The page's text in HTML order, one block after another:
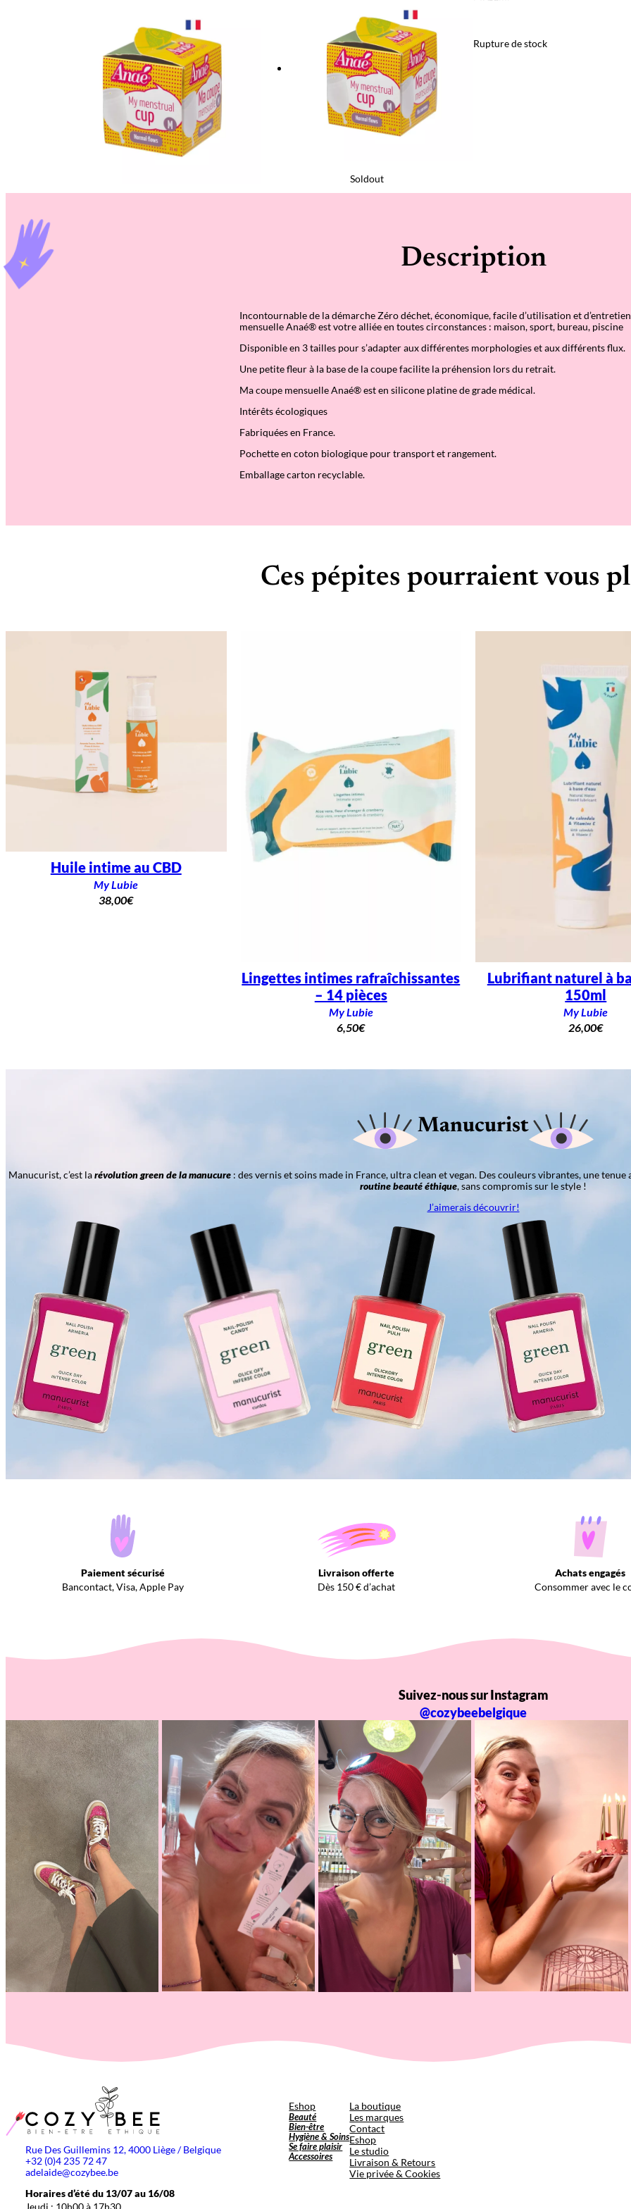
Soldout
Rupture de stock
Description
Incontournable de la démarche Zéro déchet, économique, facile d’utilisation et
mensuelle Anaé® est votre alliée en toutes circonstances : maison, sport, bureau, piscine
Disponible en 3 tailles pour s’adapter aux différentes morphologies et aux différents flux.
Une petite fleur à la base de la coupe facilite la préhension lors du retrait.
Ma coupe mensuelle Anaé® est en silicone platine de grade médical.
Intérêts écologiques
Fabriquées en France.
Pochette en coton biologique pour transport et rangement.
Emballage carton recyclable.
Ces pépites pourraient vous
Huile intime au CBD
My Lubie
38,00€
Lingettes intimes rafraîchissantes
– 14 pièces
My Lubie
6,50€
Lubrifiant naturel à
150ml
My Lubie
26,00€
Manucurist
Manucurist, c’est larévolution green de la manucure: des vernis et soins made in France, ultra clean et vegan. Des couleurs vibrantes, une tenue
routine beauté éthique, sans compromis sur le style !
J’aimerais découvrir!
Paiement sécurisé
Bancontact, Visa, Apple Pay
Livraison offerte
Dès 150 € d’achat
Achats engagés
Consommer avec le
Suivez-nous sur Instagram
@cozybeebelgique
Rue Des Guillemins 12, 4000 Liège / Belgique
+32 (0)4 235 72 47
adelaide@cozybee.be
Horaires d’été du 13/07 au 16/08
Eshop
Beauté
Bien-être
Hygiène & Soins
Se faire plaisir
Accessoires
La boutique
Les marques
Contact
Eshop
Le studio
Livraison & Retours
Vie privée & Cookies